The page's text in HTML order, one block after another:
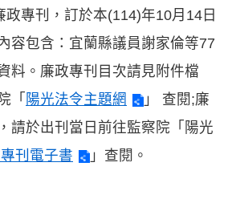
政專刊，訂於本(114)年10月14日
容包含：宜蘭縣議員謝家倫等77
料。廉政專刊目次請見附件檔
「 陽光法令主題網
」 查閱;廉
請於出刊當日前往監察院「陽光
刊電子書 」查閱。